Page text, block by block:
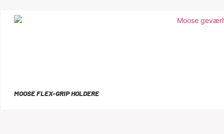
MOOSE FLEX-GRIP HOLDERE